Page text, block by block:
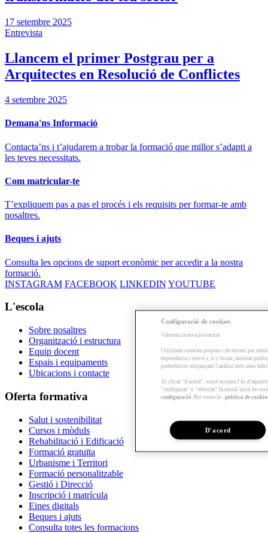
17 setembre 2025
Entrevista
Llancem el primer Postgrau per a
Arquitectes en Resolució de Conflictes
4 setembre 2025
Demana'ns Informació
Contacta’ns i t’ajudarem a trobar la formació que millor s’adapti a
les teves necessitats.
Com matricular-te
T’expliquem pas a pas el procés i els requisits per formar-te amb
nosaltres.
Beques i ajuts
Consulta les opcions de suport econòmic per accedir a la nostra
formació.
INSTAGRAM FACEBOOK LINKEDIN YOUTUBE
L'escola
Sobre nosaltres
Organització i estructura
Equip docent
Espais i equipaments
Ubicacions i contacte
Oferta formativa
Salut i sostenibilitat
Cursos i mòduls
Rehabilitació i Edificació
Formació gratuïta
Urbanisme i Territori
Formació personalitzable
Gestió i Direcció
Inscripció i matrícula
Eines digitals
Beques i ajuts
Consulta totes les formacions
Configuració de cookies
Valorem la seva privacitat
Utilitzem cookies pròpies i de tercers per
experiència i servei i, si s’escau, mostrar
preferències mitjançant l'anàlisi dels seus
Al clicar "d'acord", vostè accepta l'ús
"configurar" o "rebutjar" la instal·lació de
configuració . Pot veure la política de
D'acord